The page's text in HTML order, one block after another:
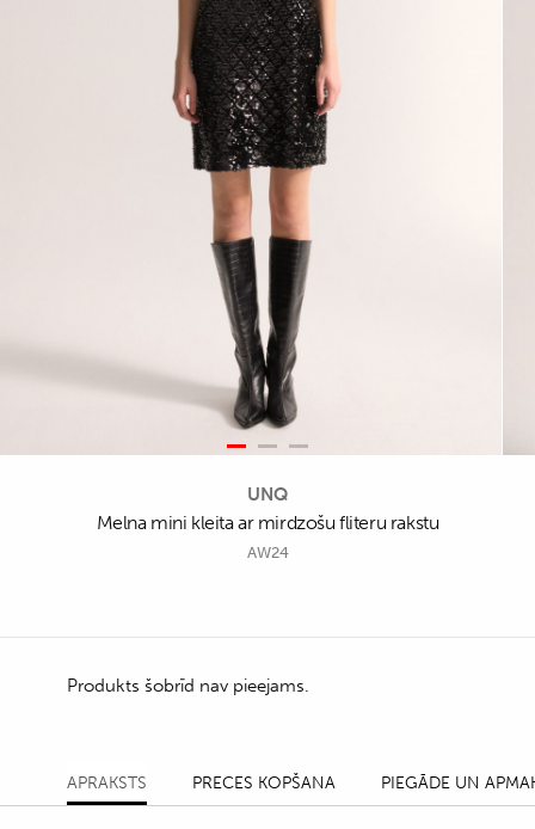
UNQ
Melna mini kleita ar mirdzošu fliteru rakstu
AW24
Produkts šobrīd nav pieejams.
APRAKSTS PRECES KOPŠANA PIEGĀDE UN